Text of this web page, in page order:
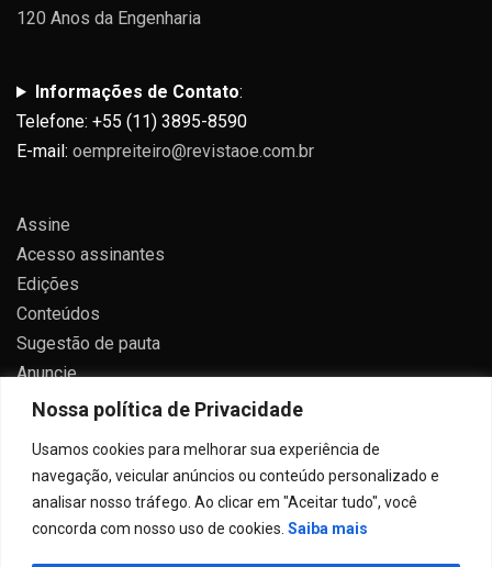
Nossa política de Privacidade
Usamos cookies para melhorar sua experiência de
navegação, veicular anúncios ou conteúdo personalizado e
analisar nosso tráfego. Ao clicar em "Aceitar tudo", você
concorda com nosso uso de cookies. Saiba mais
120 Anos da Engenharia
Informações de Contato:
Telefone: +55 (11) 3895-8590
E-mail: oempreiteiro@revistaoe.com.br
Assine
Acesso assinantes
Edições
Conteúdos
Sugestão de pauta
Anuncie
Contato